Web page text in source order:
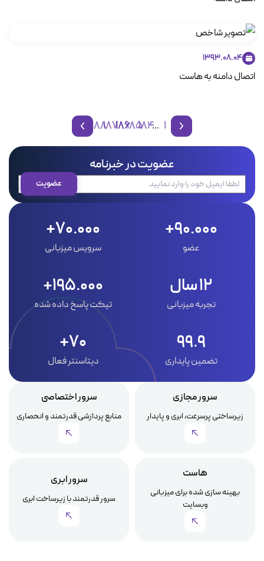
1393.08.04
اتصال دامنه به هاست
صفحه قبل
1
…
184
185
186
187
188 صفحه بعد
عضویت در خبرنامه
90.000+
عضو
70.000+
سرویس میزبانی
12 سال
تجربه میزبانی
195.000+
تیکت پاسخ داده شده
99.9
تضمین پایداری
70+
دیتاسنتر فعال
سرور مجازی
زیرساختی پرسرعت، ابری و پایدار
سرور اختصاصی
منابع پردازشی قدرتمند و انحصاری
هاست
بهینه سازی شده برای میزبانی
وبسایت
سرور ابری
سرور قدرتمند با زیرساخت ابری